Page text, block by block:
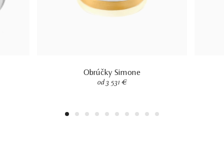
Obrúčky Simone
od 3 531 €
1 2 3 4 5 6 7 8 9 10